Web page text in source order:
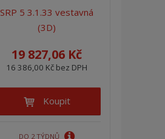
SRP 5 3.1.33 vestavná
(3D)
19 827,06 Kč
16 386,00 Kč bez DPH
Koupit
DO 2 TÝDNŮ